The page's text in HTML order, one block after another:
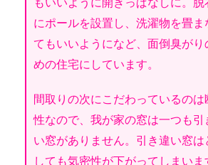
にポールを設置し、洗濯物を畳ま
てもいいようになど、面倒臭がり
めの住宅にしています。
間取りの次にこだわっているのは
性なので、我が家の窓は一つも引
い窓がありません。引き違い窓は
しても気密性が下がってしまいま